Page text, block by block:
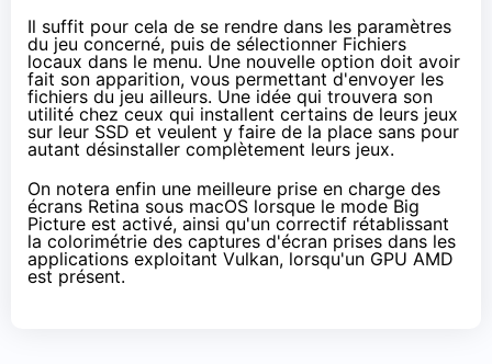
Il suffit pour cela de se rendre dans les paramètres
du jeu concerné, puis de sélectionner Fichiers
locaux dans le menu. Une nouvelle option doit avoir
fait son apparition, vous permettant d'envoyer les
fichiers du jeu ailleurs. Une idée qui trouvera son
utilité chez ceux qui installent certains de leurs jeux
sur leur SSD et veulent y faire de la place sans pour
autant désinstaller complètement leurs jeux.
On notera enfin une meilleure prise en charge des
écrans Retina sous macOS lorsque le mode Big
Picture est activé, ainsi qu'un correctif rétablissant
la colorimétrie des captures d'écran prises dans les
applications exploitant Vulkan, lorsqu'un GPU AMD
est présent.